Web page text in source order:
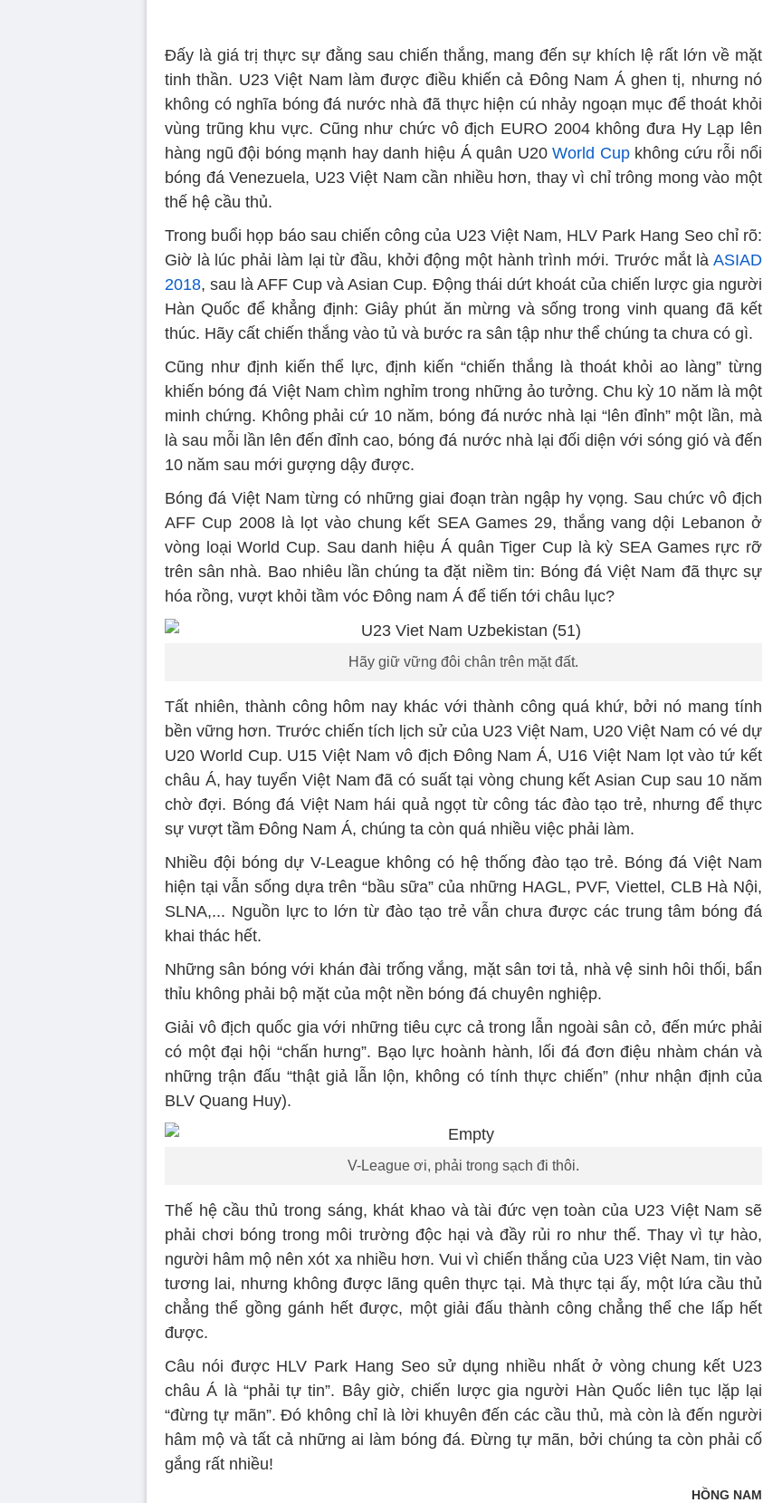
Đấy là giá trị thực sự đằng sau chiến thắng, mang đến sự khích lệ rất lớn về mặt
tinh thần. U23 Việt Nam làm được điều khiến cả Đông Nam Á ghen tị, nhưng nó
không có nghĩa bóng đá nước nhà đã thực hiện cú nhảy ngoạn mục để thoát khỏi
vùng trũng khu vực. Cũng như chức vô địch EURO 2004 không đưa Hy Lạp lên
hàng ngũ đội bóng mạnh hay danh hiệu Á quân U20World Cupkhông cứu rỗi nổi
bóng đá Venezuela, U23 Việt Nam cần nhiều hơn, thay vì chỉ trông mong vào một
thế hệ cầu thủ.
Trong buổi họp báo sau chiến công của U23 Việt Nam, HLV Park Hang Seo chỉ rõ:
Giờ là lúc phải làm lại từ đầu, khởi động một hành trình mới. Trước mắt là ASIAD
2018, sau là AFF Cup và Asian Cup. Động thái dứt khoát của chiến lược gia người
Hàn Quốc để khẳng định: Giây phút ăn mừng và sống trong vinh quang đã kết
thúc. Hãy cất chiến thắng vào tủ và bước ra sân tập như thể chúng ta chưa có gì.
Cũng như định kiến thể lực, định kiến “chiến thắng là thoát khỏi ao làng” từng
khiến bóng đá Việt Nam chìm nghỉm trong những ảo tưởng. Chu kỳ 10 năm là một
minh chứng. Không phải cứ 10 năm, bóng đá nước nhà lại “lên đỉnh” một lần, mà
là sau mỗi lần lên đến đỉnh cao, bóng đá nước nhà lại đối diện với sóng gió và đến
10 năm sau mới gượng dậy được.
Bóng đá Việt Nam từng có những giai đoạn tràn ngập hy vọng. Sau chức vô địch
AFF Cup 2008 là lọt vào chung kết SEA Games 29, thắng vang dội Lebanon ở
vòng loại World Cup. Sau danh hiệu Á quân Tiger Cup là kỳ SEA Games rực rỡ
trên sân nhà. Bao nhiêu lần chúng ta đặt niềm tin: Bóng đá Việt Nam đã thực sự
hóa rồng, vượt khỏi tầm vóc Đông nam Á để tiến tới châu lục?
Hãy giữ vững đôi chân trên mặt đất.
Tất nhiên, thành công hôm nay khác với thành công quá khứ, bởi nó mang tính
bền vững hơn. Trước chiến tích lịch sử của U23 Việt Nam, U20 Việt Nam có vé dự
U20 World Cup. U15 Việt Nam vô địch Đông Nam Á, U16 Việt Nam lọt vào tứ kết
châu Á, hay tuyển Việt Nam đã có suất tại vòng chung kết Asian Cup sau 10 năm
chờ đợi. Bóng đá Việt Nam hái quả ngọt từ công tác đào tạo trẻ, nhưng để thực
sự vượt tầm Đông Nam Á, chúng ta còn quá nhiều việc phải làm.
Nhiều đội bóng dự V-League không có hệ thống đào tạo trẻ. Bóng đá Việt Nam
hiện tại vẫn sống dựa trên “bầu sữa” của những HAGL, PVF, Viettel, CLB Hà Nội,
SLNA,... Nguồn lực to lớn từ đào tạo trẻ vẫn chưa được các trung tâm bóng đá
khai thác hết.
Những sân bóng với khán đài trống vắng, mặt sân tơi tả, nhà vệ sinh hôi thối, bẩn
thỉu không phải bộ mặt của một nền bóng đá chuyên nghiệp.
Giải vô địch quốc gia với những tiêu cực cả trong lẫn ngoài sân cỏ, đến mức phải
có một đại hội “chấn hưng”. Bạo lực hoành hành, lối đá đơn điệu nhàm chán và
những trận đấu “thật giả lẫn lộn, không có tính thực chiến” (như nhận định của
BLV Quang Huy).
V-League ơi, phải trong sạch đi thôi.
Thế hệ cầu thủ trong sáng, khát khao và tài đức vẹn toàn của U23 Việt Nam sẽ
phải chơi bóng trong môi trường độc hại và đầy rủi ro như thế. Thay vì tự hào,
người hâm mộ nên xót xa nhiều hơn. Vui vì chiến thắng của U23 Việt Nam, tin vào
tương lai, nhưng không được lãng quên thực tại. Mà thực tại ấy, một lứa cầu thủ
chẳng thể gồng gánh hết được, một giải đấu thành công chẳng thể che lấp hết
được.
Câu nói được HLV Park Hang Seo sử dụng nhiều nhất ở vòng chung kết U23
châu Á là “phải tự tin”. Bây giờ, chiến lược gia người Hàn Quốc liên tục lặp lại
“đừng tự mãn”. Đó không chỉ là lời khuyên đến các cầu thủ, mà còn là đến người
hâm mộ và tất cả những ai làm bóng đá. Đừng tự mãn, bởi chúng ta còn phải cố
gắng rất nhiều!
HỒNG NAM